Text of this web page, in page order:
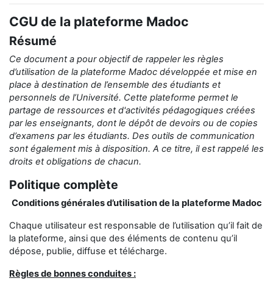
CGU de la plateforme Madoc
Résumé
Ce document a pour objectif de rappeler les règles
d’utilisation de la plateforme Madoc développée et mise en
place à destination de l’ensemble des étudiants et
personnels de l’Université. Cette plateforme permet le
partage de ressources et d'activités pédagogiques créées
par les enseignants, dont le dépôt de devoirs ou de copies
d’examens par les étudiants. Des outils de communication
sont également mis à disposition. A ce titre, il est rappelé les
droits et obligations de chacun.
Politique complète
Conditions générales d’utilisation de la plateforme Madoc
Chaque utilisateur est responsable de l’utilisation qu’il fait de
la plateforme, ainsi que des éléments de contenu qu’il
dépose, publie, diffuse et télécharge.
Règles de bonnes conduites :